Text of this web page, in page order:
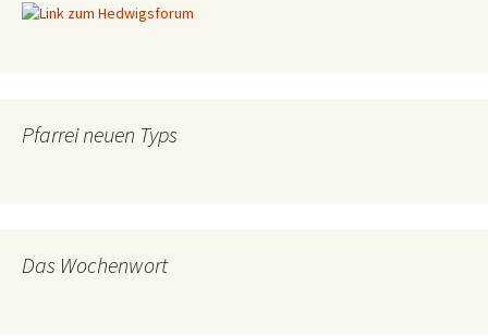
Pfarrei neuen Typs
Das Wochenwort